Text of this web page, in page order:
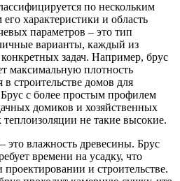
по нескольким
характеристики и область
параметров – это тип
варианты, каждый из
задач. Например, брус
максимальную плотность
в строительстве домов для
с более простым профилем
домиков и хозяйственных
теплоизоляции не такие высокие.
влажность древесины. Брус
времени на усадку, что
и строительстве.